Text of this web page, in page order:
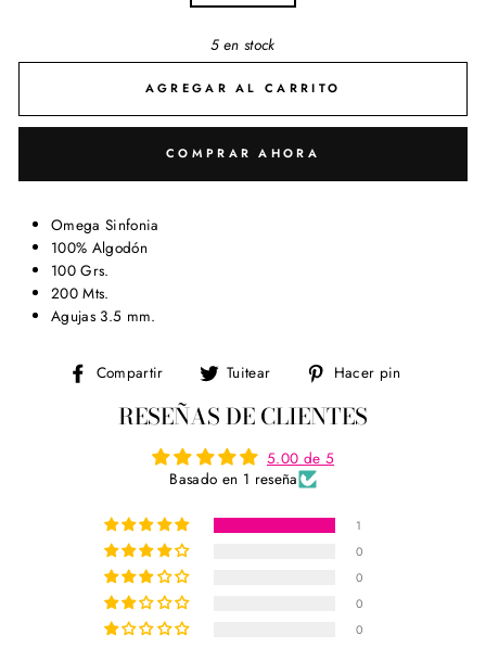
5 en stock
AGREGAR AL CARRITO
COMPRAR AHORA
Omega Sinfonia
100% Algodón
100 Grs.
200 Mts.
Agujas 3.5 mm.
Compartir
Compartir
Facebook
Tuitear
Tuitear
Twitter
Hacer pin
RESEÑAS DE CLIENTES
5.00 de 5
Basado en 1 reseña
1
0
0
0
0